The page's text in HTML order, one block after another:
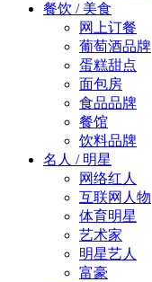
餐饮 / 美食
网上订餐
葡萄酒品牌
蛋糕甜点
面包房
食品品牌
餐馆
饮料品牌
名人 / 明星
网络红人
互联网人物
体育明星
艺术家
明星艺人
富豪